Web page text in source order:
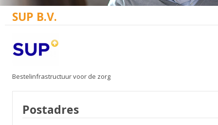
SUP B.V.
Bestelinfrastructuur voor de zorg
Postadres